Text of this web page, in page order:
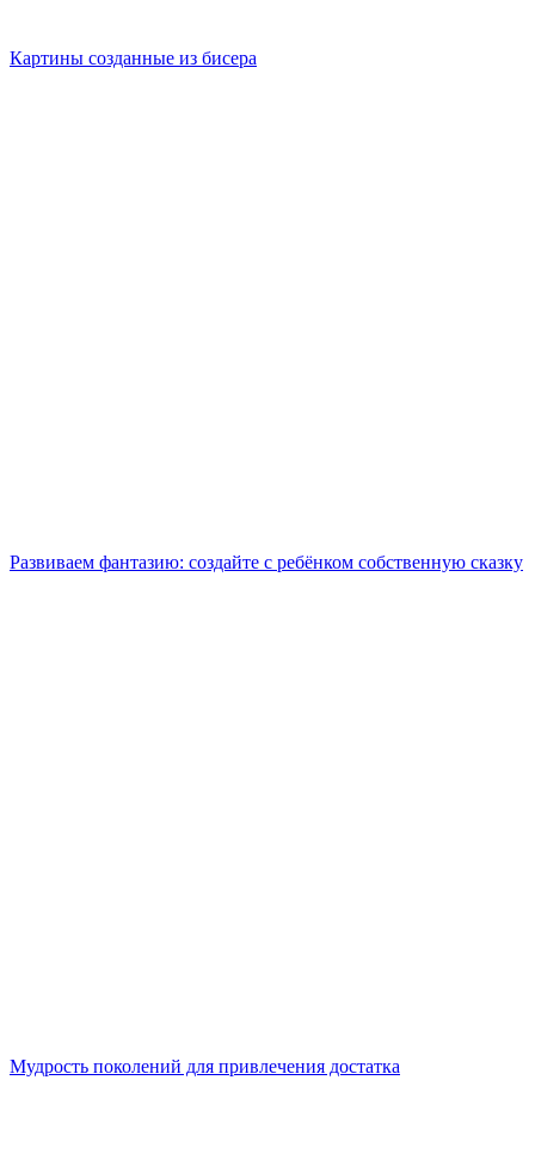
Картины созданные из бисера
Развиваем фантазию: создайте с ребёнком собственную сказку
Мудрость поколений для привлечения достатка